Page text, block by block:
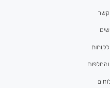
קשר